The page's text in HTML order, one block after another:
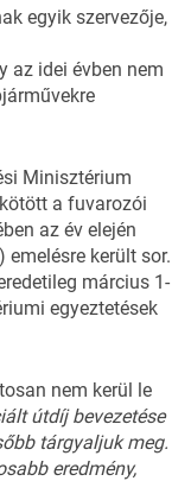
egyik szervezője,
az idei évben nem
Minisztérium
a fuvarozói
az év elején
került sor.
március 1-
egyeztetések
nem kerül le
útdíj bevezetése
tárgyaljuk meg.
eredmény,